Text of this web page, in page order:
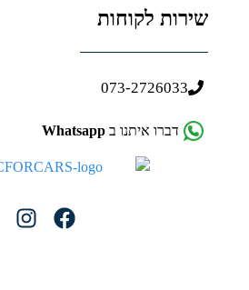
שירות לקוחות
073-2726033
דברו איתנו ב Whatsapp